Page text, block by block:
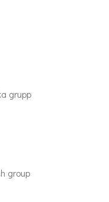
grupp
group